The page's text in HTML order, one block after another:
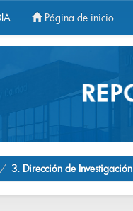
Página de inicio
3. Dirección de Investigación